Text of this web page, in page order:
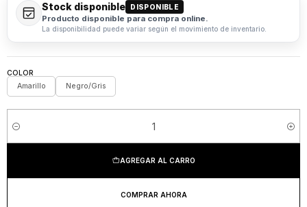
Stock disponible DISPONIBLE
Producto disponible para compra online.
La disponibilidad puede variar según el movimiento de inventario.
COLOR
Amarillo Negro/Gris
Cantidad
AGREGAR AL CARRO
COMPRAR AHORA